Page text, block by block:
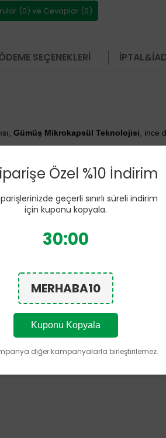
(0) ve Cevaplar (0)
SEÇENEKLERI
Gümüş Mikrokapsül Teknolojisi , ince
yapısıyla entegre edilmesini
Esnek yapısı ayağa uyum
boyunca korunacak şekilde
Özel %10 İndirim
geçerli sınırlı süreli indirim
için kuponu kopyala.
30:00
MERHABA10
Kuponu Kopyala
diğer kampanyalarla birleştirilemez.